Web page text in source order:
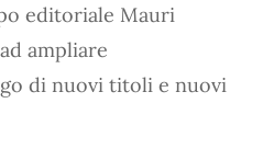
editoriale Mauri
ampliare
di nuovi titoli e nuovi